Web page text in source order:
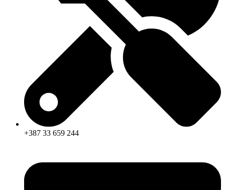
+387 33 659 244